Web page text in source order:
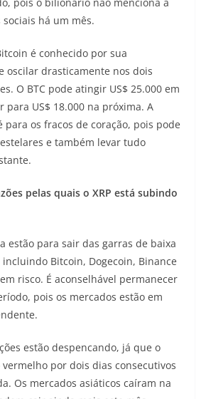
pois o bilionário não menciona a
há um mês.
é conhecido por sua
oscilar drasticamente nos dois
O BTC pode atingir US$ 25.000 em
para US$ 18.000 na próxima. A
para os fracos de coração, pois pode
e também levar tudo
pelas quais o XRP está subindo
estão para sair das garras de baixa
Bitcoin, Dogecoin, Binance
risco. É aconselhável permanecer
pois os mercados estão em
estão despencando, já que o
vermelho por dois dias consecutivos
Os mercados asiáticos caíram na